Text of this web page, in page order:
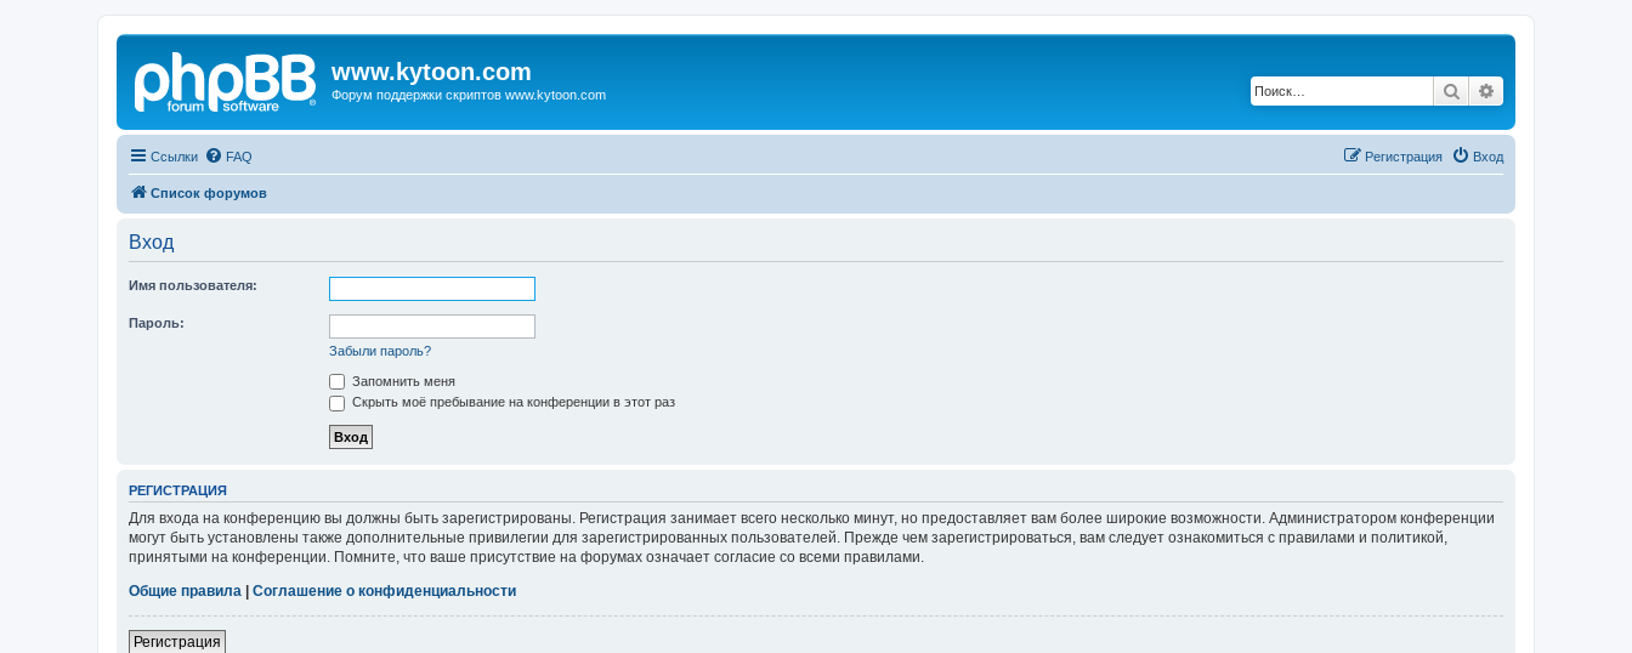
www.kytoon.com
Форум поддержки скриптов www.kytoon.com Поиск
Ссылки FAQ Вход
Регистрация
Список форумов
Вход
Имя пользователя:
Пароль:
Забыли пароль?
Запомнить меня
Скрыть моё пребывание на конференции в этот раз
РЕГИСТРАЦИЯ
Для входа на конференцию вы должны быть зарегистрированы. Регистрация занимает всего несколько минут, но предоставляет вам более широкие возможности. Администратором конференции
могут быть установлены также дополнительные привилегии для зарегистрированных пользователей. Прежде чем зарегистрироваться, вам следует ознакомиться с правилами и политикой,
принятыми на конференции. Помните, что ваше присутствие на форумах означает согласие со всеми правилами.
Общие правила
Соглашение о конфиденциальности
Регистрация